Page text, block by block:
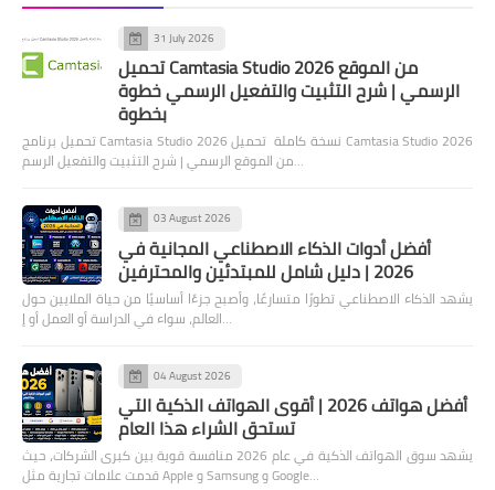
31 July 2026
تحميل Camtasia Studio 2026 من الموقع
الرسمي | شرح التثبيت والتفعيل الرسمي خطوة
بخطوة
تحميل برنامج Camtasia Studio 2026 نسخة كاملة تحميل Camtasia Studio 2026
من الموقع الرسمي | شرح التثبيت والتفعيل الرسم…
03 August 2026
أفضل أدوات الذكاء الاصطناعي المجانية في
2026 | دليل شامل للمبتدئين والمحترفين
يشهد الذكاء الاصطناعي تطورًا متسارعًا، وأصبح جزءًا أساسيًا من حياة الملايين حول
العالم، سواء في الدراسة أو العمل أو إ…
04 August 2026
أفضل هواتف 2026 | أقوى الهواتف الذكية التي
تستحق الشراء هذا العام
يشهد سوق الهواتف الذكية في عام 2026 منافسة قوية بين كبرى الشركات، حيث
قدمت علامات تجارية مثل Apple و Samsung و Google…